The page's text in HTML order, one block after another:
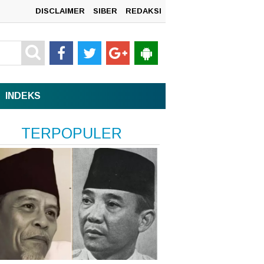
REDAKSI
SIBER
DISCLAIMER
INDEKS
TERPOPULER